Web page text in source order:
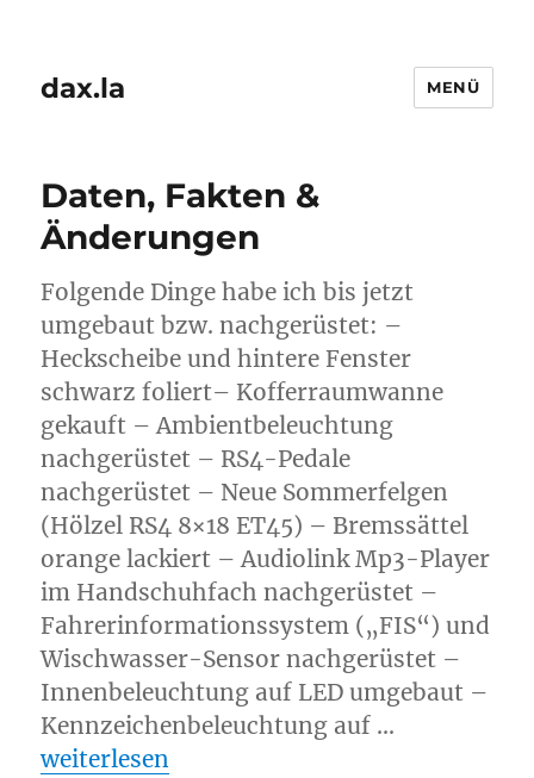
dax.la MENÜ
Daten, Fakten &
Änderungen
Folgende Dinge habe ich bis jetzt
umgebaut bzw. nachgerüstet: –
Heckscheibe und hintere Fenster
schwarz foliert– Kofferraumwanne
gekauft – Ambientbeleuchtung
nachgerüstet – RS4-Pedale
nachgerüstet – Neue Sommerfelgen
(Hölzel RS4 8×18 ET45) – Bremssättel
orange lackiert – Audiolink Mp3-Player
im Handschuhfach nachgerüstet –
Fahrerinformationssystem („FIS“) und
Wischwasser-Sensor nachgerüstet –
Innenbeleuchtung auf LED umgebaut –
Kennzeichenbeleuchtung auf …
„Daten, Fakten & Änderungen“
weiterlesen